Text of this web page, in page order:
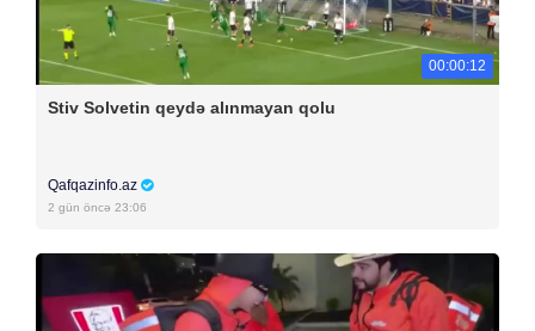
00:00:12
Stiv Solvetin qeydə alınmayan qolu
Qafqazinfo.az
2 gün öncə 23:06